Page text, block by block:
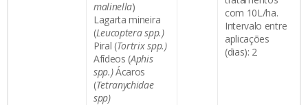
malinella)
Lagarta mineira
(Leucoptera spp.)
Piral (Tortrix spp.)
Afídeos (Aphis
spp.)Ácaros
(Tetranychidae
spp)
com 10L/ha.
Intervalo entre
aplicações
(dias): 2